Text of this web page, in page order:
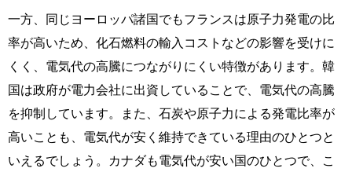
一方、同じヨーロッパ諸国でもフランスは原子力発電の比
率が高いため、化石燃料の輸入コストなどの影響を受けに
くく、電気代の高騰につながりにくい特徴があります。韓
国は政府が電力会社に出資していることで、電気代の高騰
を抑制しています。また、石炭や原子力による発電比率が
高いことも、電気代が安く維持できている理由のひとつと
いえるでしょう。カナダも電気代が安い国のひとつで、こ